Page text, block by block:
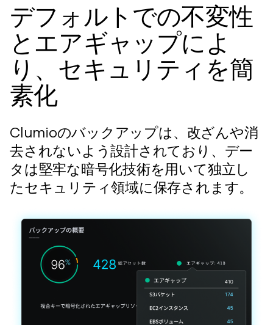
デフォルトでの不変性
とエアギャップによ
り、セキュリティを簡
素化
Clumioのバックアップは、改ざんや消
去されないよう設計されており、デー
タは堅牢な暗号化技術を用いて独立し
たセキュリティ領域に保存されます。